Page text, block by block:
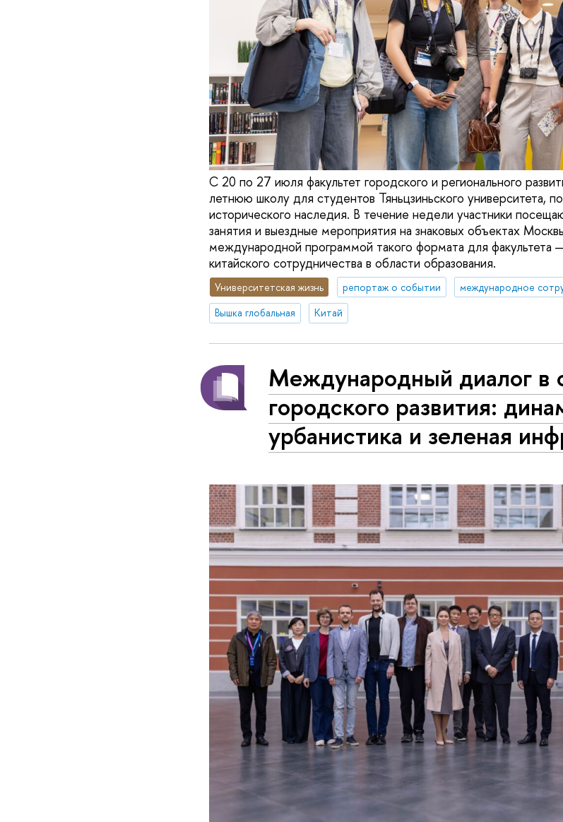
С 20 по 27 июля факультет городского и регионального
летнюю школу для студентов Тяньцзиньского университета,
исторического наследия. В течение недели участники
занятия и выездные мероприятия на знаковых объектах
международной программой такого формата для факультета
китайского сотрудничества в области образования.
Университетская жизнь репортаж о событии
международное
Вышка глобальная
Китай
Международный диалог в
городского развития:
урбанистика и зеленая